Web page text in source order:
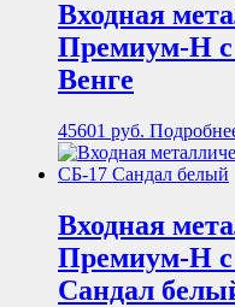
Входная
Премиум-Н с
Венге
45601 руб.
Входная
Премиум-Н с
Сандал